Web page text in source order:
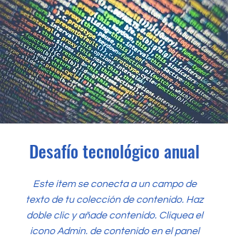
Desafío tecnológico anual
Este ítem se conecta a un campo de
texto de tu colección de contenido. Haz
doble clic y añade contenido. Cliquea el
icono Admin. de contenido en el panel